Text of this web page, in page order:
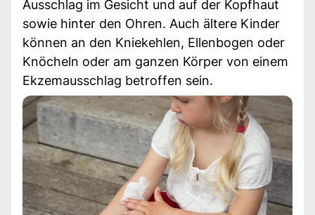
Ausschlag im Gesicht und auf der Kopfhaut
sowie hinter den Ohren. Auch ältere Kinder
können an den Kniekehlen, Ellenbogen oder
Knöcheln oder am ganzen Körper von einem
Ekzemausschlag betroffen sein.